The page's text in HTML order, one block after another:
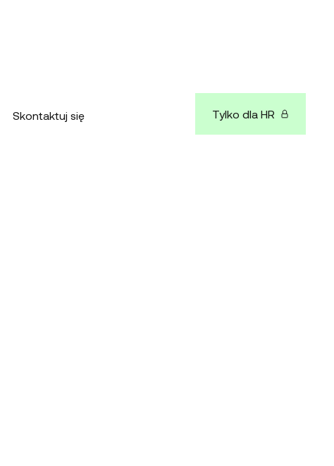
Skontaktuj się Tylko dla HR